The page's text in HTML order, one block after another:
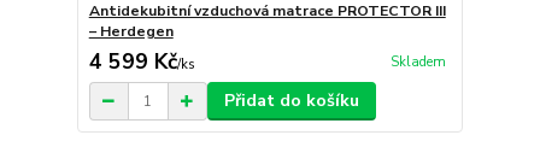
Antidekubitní vzduchová matrace PROTECTOR III
– Herdegen
4 599 Kč/ks Skladem
Přidat do košíku